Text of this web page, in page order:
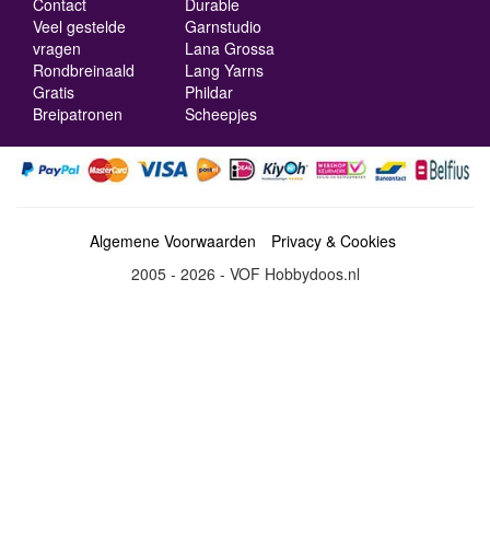
Veel gestelde
vragen
Rondbreinaald
Gratis
Breipatronen
Garnstudio
Lana Grossa
Lang Yarns
Phildar
Scheepjes
Algemene Voorwaarden
Privacy & Cookies
2005 - 2026 - VOF Hobbydoos.nl